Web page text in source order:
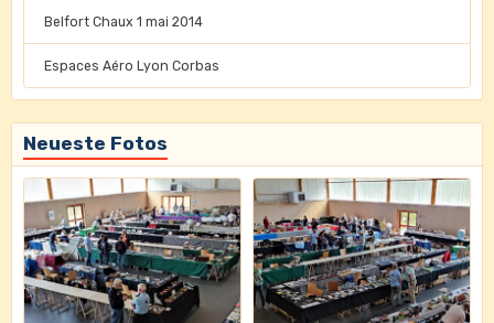
Belfort Chaux 1 mai 2014
Espaces Aéro Lyon Corbas
Neueste Fotos